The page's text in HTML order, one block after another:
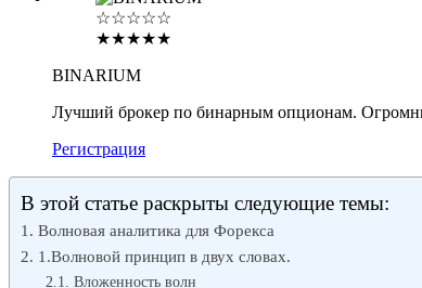
☆☆☆☆☆
★★★★★
BINARIUM
Лучший брокер по бинарным опционам.
Регистрация
В этой статье раскрыты следующие темы:
Волновая аналитика для Форекса
1.Волновой принцип в двух словах.
Вложенность волн